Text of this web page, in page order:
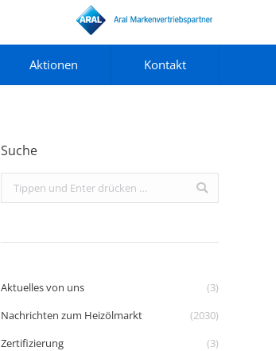
Aktionen Kontakt
Suche
Search:
Aktuelles von uns
(3)
Nachrichten zum Heizölmarkt
(2030)
Zertifizierung
(3)